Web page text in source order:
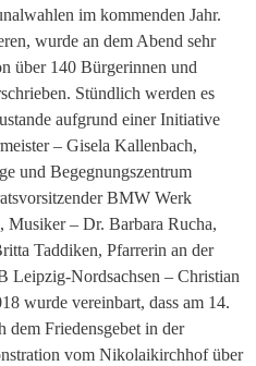
im kommenden Jahr.
wurde an dem Abend sehr
über 140 Bürgerinnen und
Stündlich werden es
aufgrund einer Initiative
– Gisela Kallenbach,
und Begegnungszentrum
BMW Werk
Musiker – Dr. Barbara Rucha,
Taddiken, Pfarrerin an der
Nordsachsen – Christian
wurde vereinbart, dass am 14.
dem Friedensgebet in der
vom Nikolaikirchhof über